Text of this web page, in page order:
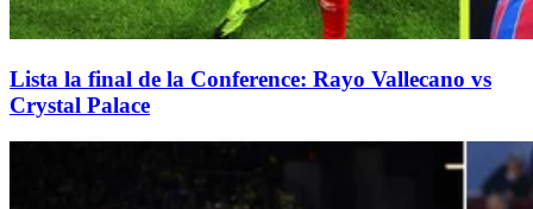
Lista la final de la Conference: Rayo Vallecano vs
Crystal Palace